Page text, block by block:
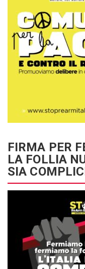
FIRMA PER
LA FOLLIA
SIA